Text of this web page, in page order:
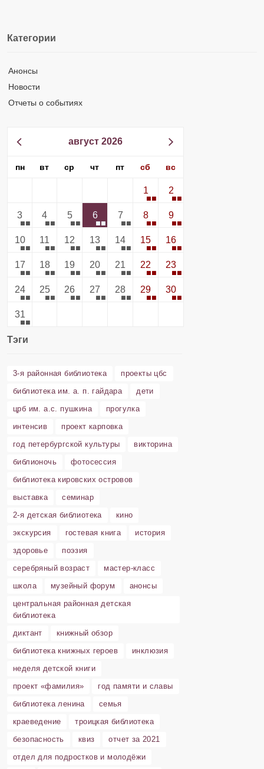
Категории
Анонсы
Новости
Отчеты о событиях
август 2026
пн вт ср чт пт сб вс
1 2
3 4 5 6 7 8 9
10 11 12 13 14 15 16
17 18 19 20 21 22 23
24 25 26 27 28 29 30
31
Тэги
3-я районная библиотека
проекты цбс
библиотека им. а. п. гайдара
дети
црб им. а.с. пушкина
прогулка
интенсив
проект карповка
год петербургской культуры
викторина
библионочь
фотосессия
библиотека кировских островов
выставка
семинар
2-я детская библиотека
кино
экскурсия
гостевая книга
история
здоровье
поэзия
серебряный возраст
мастер-класс
школа
музейный форум
анонсы
центральная районная детская
библиотека
диктант
книжный обзор
библиотека книжных героев
инклюзия
неделя детской книги
проект «фамилия»
год памяти и славы
библиотека ленина
семья
краеведение
троицкая библиотека
безопасность
квиз
отчет за 2021
отдел для подростков и молодёжи